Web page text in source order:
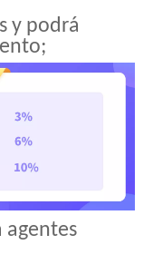
y podrá
agentes